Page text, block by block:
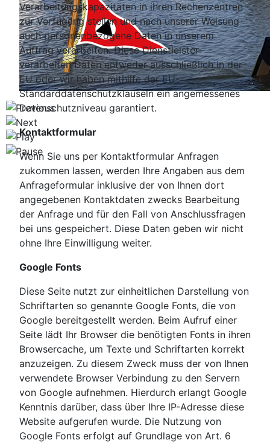
Verarbeitungskapazitäten in ihren Rechenzentren
zur Verfügung stellen und nach unserer Weisung
auch personenbezogene Daten in unserem
Auftrag verarbeiten. Diese Dienstleister
verarbeiten Daten entweder ausschließlich in der
EU oder wir haben mithilfe der EU-
Standarddatenschutzklauseln ein angemessenes
Datenschutzniveau garantiert.
Kontaktformular
Wenn Sie uns per Kontaktformular Anfragen
zukommen lassen, werden Ihre Angaben aus dem
Anfrageformular inklusive der von Ihnen dort
angegebenen Kontaktdaten zwecks Bearbeitung
der Anfrage und für den Fall von Anschlussfragen
bei uns gespeichert. Diese Daten geben wir nicht
ohne Ihre Einwilligung weiter.
Google Fonts
Diese Seite nutzt zur einheitlichen Darstellung von
Schriftarten so genannte Google Fonts, die von
Google bereitgestellt werden. Beim Aufruf einer
Seite lädt Ihr Browser die benötigten Fonts in ihren
Browsercache, um Texte und Schriftarten korrekt
anzuzeigen. Zu diesem Zweck muss der von Ihnen
verwendete Browser Verbindung zu den Servern
von Google aufnehmen. Hierdurch erlangt Google
Kenntnis darüber, dass über Ihre IP-Adresse diese
Website aufgerufen wurde. Die Nutzung von
Google Fonts erfolgt auf Grundlage von Art. 6